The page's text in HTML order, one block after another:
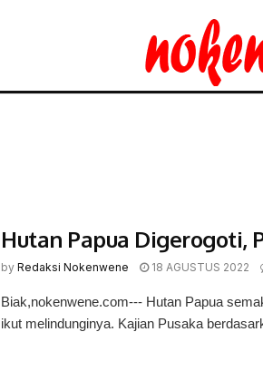
Hutan Papua Digerogoti,
by Redaksi Nokenwene 18 AGUSTUS 2022
Biak,nokenwene.com--- Hutan Papua
ikut melindunginya. Kajian Pusaka